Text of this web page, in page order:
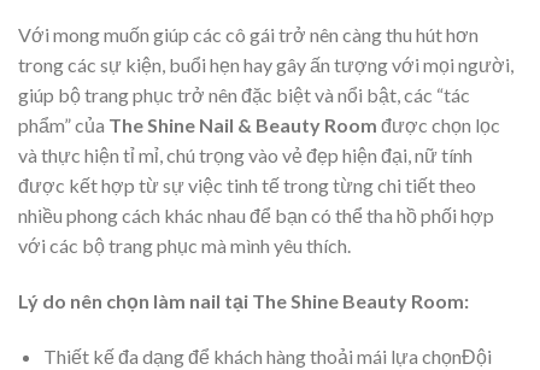
Với mong muốn giúp các cô gái trở nên càng thu hút hơn
trong các sự kiện, buổi hẹn hay gây ấn tượng với mọi người,
giúp bộ trang phục trở nên đặc biệt và nổi bật, các “tác
phẩm” của The Shine Nail & Beauty Room được chọn lọc
và thực hiện tỉ mỉ, chú trọng vào vẻ đẹp hiện đại, nữ tính
được kết hợp từ sự việc tinh tế trong từng chi tiết theo
nhiều phong cách khác nhau để bạn có thể tha hồ phối hợp
với các bộ trang phục mà mình yêu thích.
Lý do nên chọn làm nail tại The Shine Beauty Room:
Thiết kế đa dạng để khách hàng thoải mái lựa chọnĐội